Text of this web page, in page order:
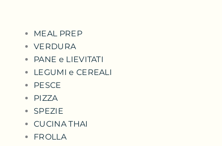
MEAL PREP
VERDURA
PANE e LIEVITATI
LEGUMI e CEREALI
PESCE
PIZZA
SPEZIE
CUCINA THAI
FROLLA